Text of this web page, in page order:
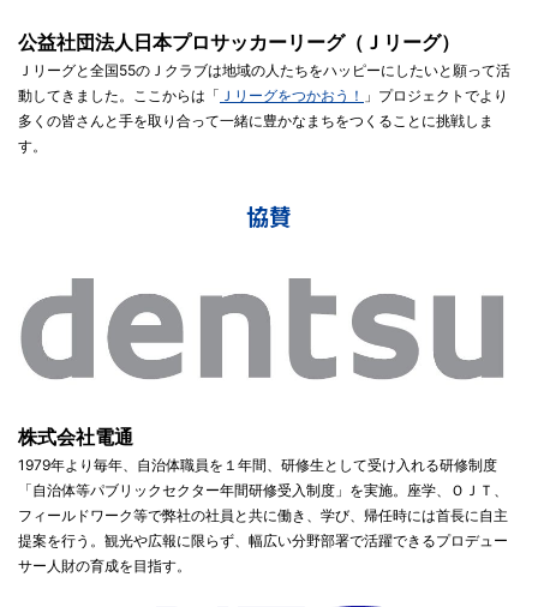
公益社団法人日本プロサッカーリーグ（Ｊリーグ）
Ｊリーグと全国55のＪクラブは地域の人たちをハッピーにしたいと願って活
動してきました。ここからは「 Ｊリーグをつかおう！ 」プロジェクトでより
多くの皆さんと手を取り合って一緒に豊かなまちをつくることに挑戦しま
す。
協賛
株式会社電通
1979年より毎年、自治体職員を１年間、研修生として受け入れる研修制度
「自治体等パブリックセクター年間研修受入制度」を実施。座学、ＯＪＴ、
フィールドワーク等で弊社の社員と共に働き、学び、帰任時には首長に自主
提案を行う。観光や広報に限らず、幅広い分野部署で活躍できるプロデュー
サー人財の育成を目指す。